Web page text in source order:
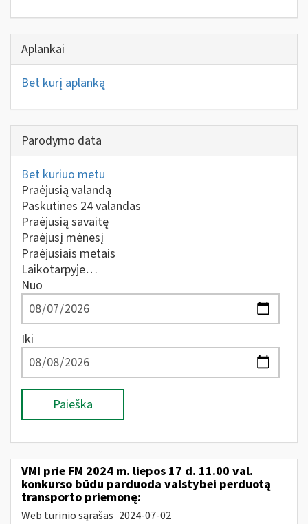
Aplankai
Bet kurį aplanką
Parodymo data
Bet kuriuo metu
Praėjusią valandą
Paskutines 24 valandas
Praėjusią savaitę
Praėjusį mėnesį
Praėjusiais metais
Laikotarpyje…
Nuo
Iki
Paieška
VMI prie FM 2024 m. liepos 17 d. 11.00 val.
konkurso būdu parduoda valstybei perduotą
transporto priemonę:
Web turinio sąrašas 2024-07-02